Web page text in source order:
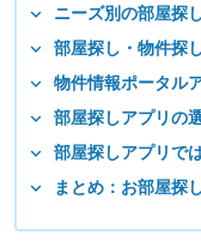
ニーズ別の部屋探
部屋探し・物件探
物件情報ポータル
部屋探しアプリの
部屋探しアプリで
まとめ：お部屋探